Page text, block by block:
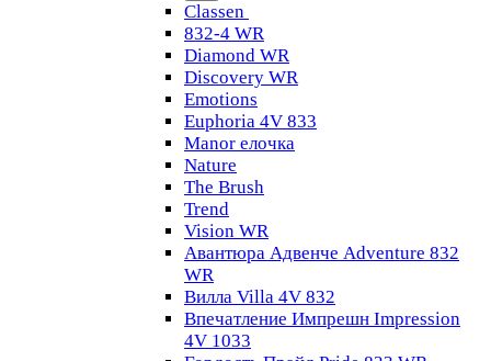
Classen
832-4 WR
Diamond WR
Discovery WR
Emotions
Euphoria 4V 833
Manor елочка
Nature
The Brush
Trend
Vision WR
Авантюра Адвенче Adventure 832
WR
Вилла Villa 4V 832
Впечатление Импрешн Impression
4V 1033